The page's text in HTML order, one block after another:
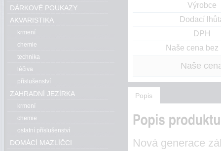
Výrobce
Dodací
DPH
Naše cena bez
Naše
Popis
Nová generace
DÁRKOVÉ POUKAZY
AKVARISTIKA
krmení
chemie
technika
léčiva
příslušenství
ZAHRADNÍ JEZÍRKA
krmení
chemie
ostatní příslušenství
DOMÁCÍ MAZLÍČCI